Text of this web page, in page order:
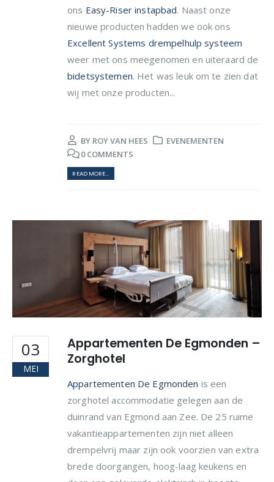
ons Easy-Riser instapbad. Naast onze
nieuwe producten hadden we ook ons
Excellent Systems drempelhulp systeem
weer met ons meegenomen en uiteraard de
bidetsystemen. Het was leuk om te zien dat
wij met onze producten...
BY ROY VAN HEES
EVENEMENTEN
0 COMMENTS
READ MORE...
03
MEI
Appartementen De Egmonden –
Zorghotel
Appartementen De Egmonden is een
zorghotel accommodatie gelegen aan de
duinrand van Egmond aan Zee. De 25 ruime
vakantieappartementen zijn niet alleen
drempelvrij maar zijn ook voorzien van extra
brede doorgangen, hoog-laag keukens en